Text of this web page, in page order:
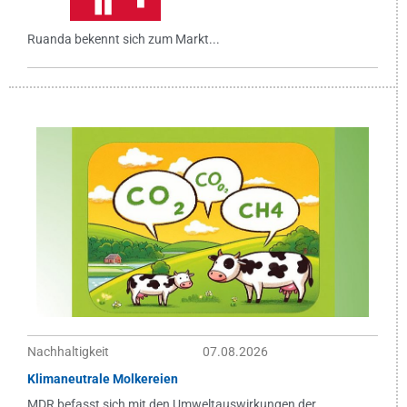
Ruanda bekennt sich zum Markt...
Nachhaltigkeit
07.08.2026
Klimaneutrale Molkereien